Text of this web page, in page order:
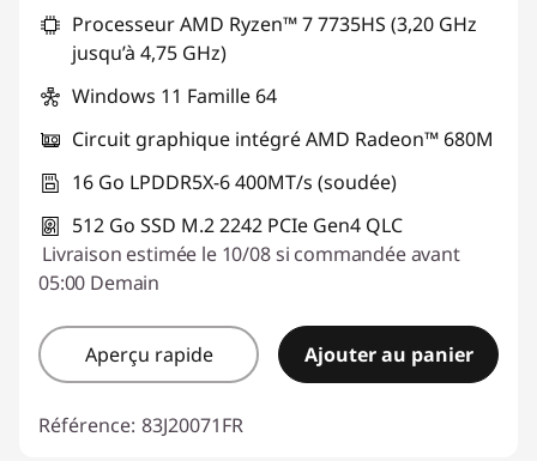
Processeur AMD Ryzen™ 7 7735HS (3,20 GHz
jusqu’à 4,75 GHz)
Windows 11 Famille 64
Circuit graphique intégré AMD Radeon™ 680M
16 Go LPDDR5X-6 400MT/s (soudée)
512 Go SSD M.2 2242 PCIe Gen4 QLC
Livraison estimée le 10/08 si commandée avant
05:00 Demain
Aperçu rapide Ajouter au panier
Référence: 83J20071FR